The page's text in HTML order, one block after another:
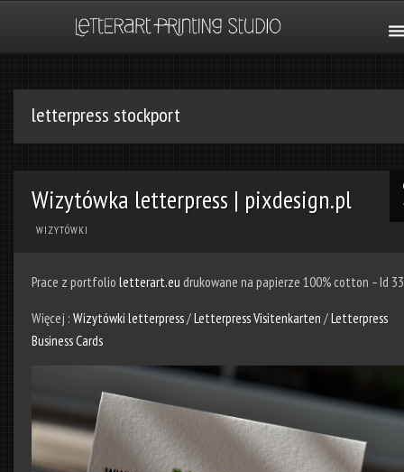
letterpress stockport
Wizytówka letterpress | pixdesign.pl
WIZYTÓWKI
Prace z portfolio letterart.eu drukowane na papierze 100% cotton – Id
Więcej : Wizytówki letterpress/Letterpress Visitenkarten /Letterpress
Business Cards